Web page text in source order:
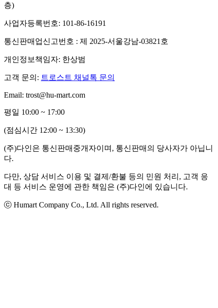
층)
사업자등록번호: 101-86-16191
통신판매업신고번호 : 제 2025-서울강남-03821호
개인정보책임자: 한상범
고객 문의: 트로스트 채널톡 문의
Email: trost@hu-mart.com
평일 10:00 ~ 17:00
(점심시간 12:00 ~ 13:30)
(주)다인은 통신판매중개자이며, 통신판매의 당사자가 아닙니
다.
다만, 상담 서비스 이용 및 결제/환불 등의 민원 처리, 고객 응
대 등 서비스 운영에 관한 책임은 (주)다인에 있습니다.
ⓒ Humart Company Co., Ltd. All rights reserved.